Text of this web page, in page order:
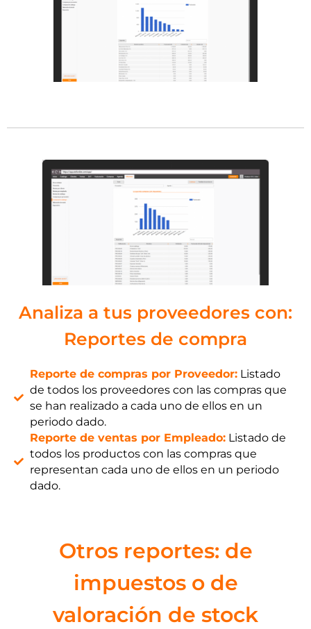
Analiza a tus proveedores con:
Reportes de compra
Reporte de compras por Proveedor:Listado
de todos los proveedores con las compras que
se han realizado a cada uno de ellos en un
periodo dado.
Reporte de ventas por Empleado:Listado de
todos los productos con las compras que
representan cada uno de ellos en un periodo
dado.
Otros reportes: de
impuestos o de
valoración de stock